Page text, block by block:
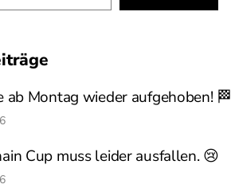
ab Montag wieder aufgehoben! 🏁
Cup muss leider ausfallen. 😢